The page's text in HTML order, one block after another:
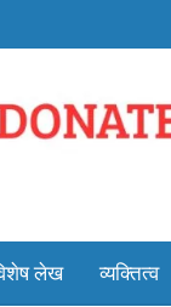
लेख व्यक्तित्व